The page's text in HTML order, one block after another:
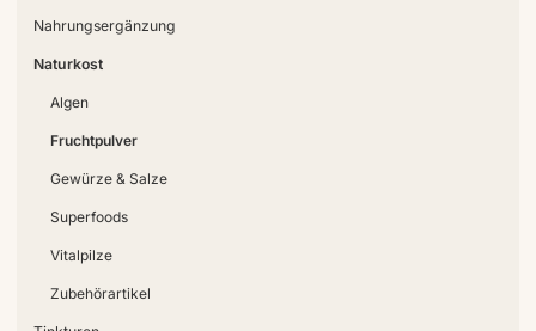
Nahrungsergänzung
Naturkost
Algen
Fruchtpulver
Gewürze & Salze
Superfoods
Vitalpilze
Zubehörartikel